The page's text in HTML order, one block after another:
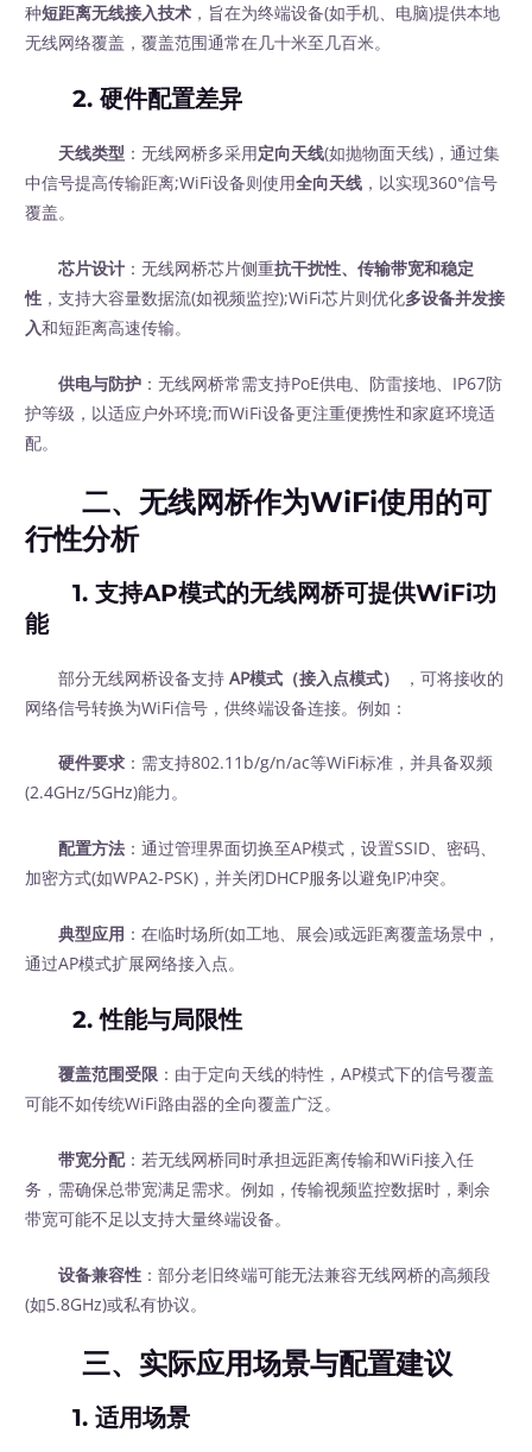
种短距离无线接入技术 ，旨在为终端设备(如手机、电脑)提供本地
无线网络覆盖，覆盖范围通常在几十米至几百米。
2.硬件配置差异
天线类型 ：无线网桥多采用定向天线(如抛物面天线)，通过集
中信号提高传输距离;WiFi设备则使用全向天线 ，以实现360°信号
覆盖。
芯片设计 ：无线网桥芯片侧重抗干扰性、传输带宽和稳定
性 ，支持大容量数据流(如视频监控);WiFi芯片则优化多设备并发接
入和短距离高速传输。
供电与防护 ：无线网桥常需支持PoE供电、防雷接地、IP67防
护等级，以适应户外环境;而WiFi设备更注重便携性和家庭环境适
配。
二、无线网桥作为WiFi使用的可
行性分析
1.支持AP模式的无线网桥可提供WiFi功
能
部分无线网桥设备支持AP模式（接入点模式）
，可将接收的
网络信号转换为WiFi信号，供终端设备连接。例如：
硬件要求 ：需支持802.11b/g/n/ac等WiFi标准，并具备双频
(2.4GHz/5GHz)能力。
配置方法 ：通过管理界面切换至AP模式，设置SSID、密码、
加密方式(如WPA2-PSK)，并关闭DHCP服务以避免IP冲突。
典型应用 ：在临时场所(如工地、展会)或远距离覆盖场景中，
通过AP模式扩展网络接入点。
2.性能与局限性
覆盖范围受限 ：由于定向天线的特性，AP模式下的信号覆盖
可能不如传统WiFi路由器的全向覆盖广泛。
带宽分配：若无线网桥同时承担远距离传输和WiFi接入任
务，需确保总带宽满足需求。例如，传输视频监控数据时，剩余
带宽可能不足以支持大量终端设备。
设备兼容性 ：部分老旧终端可能无法兼容无线网桥的高频段
(如5.8GHz)或私有协议。
三、实际应用场景与配置建议
1.适用场景